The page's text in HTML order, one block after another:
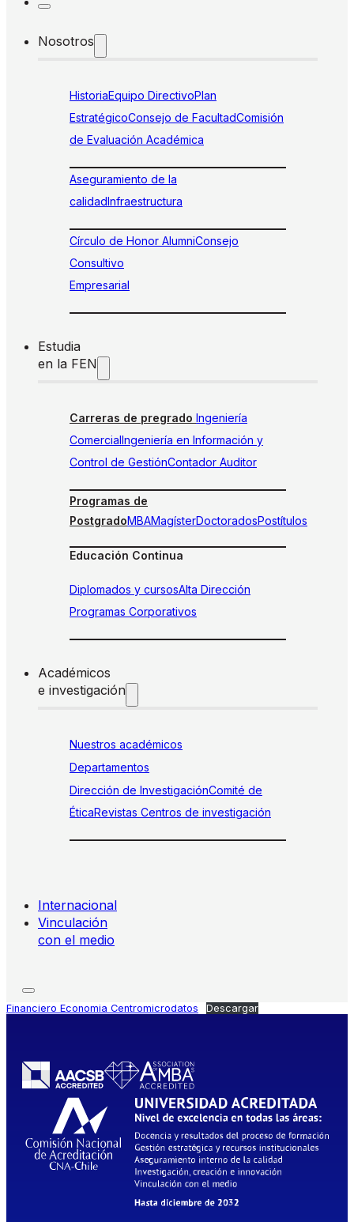
Nosotros
HistoriaEquipo DirectivoPlan
EstratégicoConsejo de FacultadComisión
de Evaluación Académica
Aseguramiento de la
calidadInfraestructura
Círculo de Honor AlumniConsejo
Consultivo
Empresarial
Estudia
en la FEN
Carreras de pregrado Ingeniería
ComercialIngeniería en Información y
Control de GestiónContador Auditor
Programas de
PostgradoMBAMagísterDoctoradosPostítulos
Educación Continua
Diplomados y cursosAlta Dirección
Programas Corporativos
Académicos
e investigación
Nuestros académicos
Departamentos
Dirección de InvestigaciónComité de
ÉticaRevistas Centros de investigación
Internacional
Vinculación
con el medio
Financiero Economia Centromicrodatos Descargar